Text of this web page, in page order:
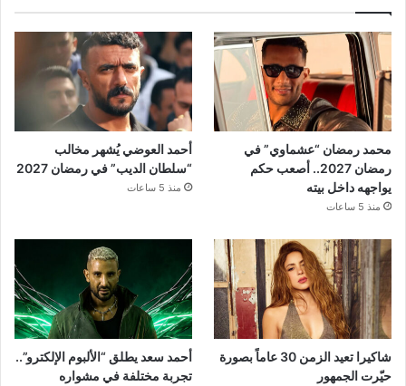
محمد رمضان “عشماوي” في
رمضان 2027.. أصعب حكم
يواجهه داخل بيته
منذ 5 ساعات
أحمد العوضي يُشهر مخالب
“سلطان الديب” في رمضان 2027
منذ 5 ساعات
شاكيرا تعيد الزمن 30 عاماً بصورة
حيّرت الجمهور
أحمد سعد يطلق “الألبوم الإلكترو”..
تجربة مختلفة في مشواره